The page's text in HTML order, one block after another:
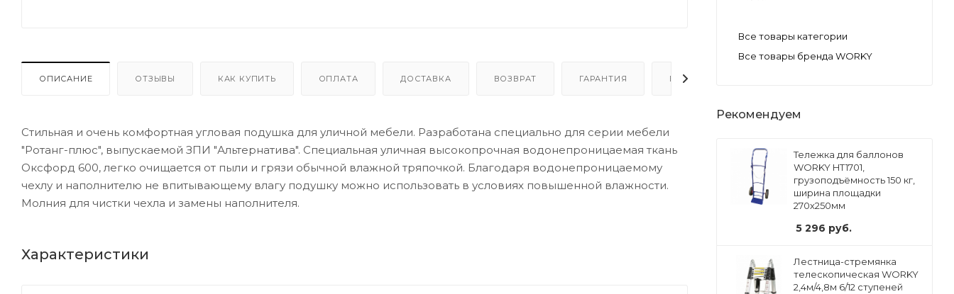
ОПИСАНИЕ ОТЗЫВЫ КАК КУПИТЬ ОПЛАТА ДОСТАВКА ВОЗВРАТ ГАРАНТИЯ ВОПРОС-ОТВЕТ
Стильная и очень комфортная угловая подушка для уличной мебели. Разработана специально для серии мебели
"Ротанг-плюс", выпускаемой ЗПИ "Альтернатива". Специальная уличная высокопрочная водонепроницаемая ткань
Оксфорд 600, легко очищается от пыли и грязи обычной влажной тряпочкой. Благодаря водонепроницаемому
чехлу и наполнителю не впитывающему влагу подушку можно использовать в условиях повышенной влажности.
Молния для чистки чехла и замены наполнителя.
Характеристики
Все товары категории
Все товары бренда WORKY
Рекомендуем
Тележка для баллонов
WORKY HT1701,
грузоподъёмность 150 кг,
ширина площадки
270х250мм
5 296 руб.
Лестница-стремянка
телескопическая WORKY
2,4м/4,8м 6/12 ступеней